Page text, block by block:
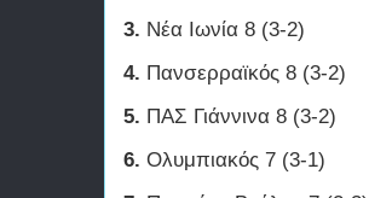
3. Νέα Ιωνία 8 (3-2)
4. Πανσερραϊκός 8 (3-2)
5. ΠΑΣ Γιάννινα 8 (3-2)
6. Ολυμπιακός 7 (3-1)